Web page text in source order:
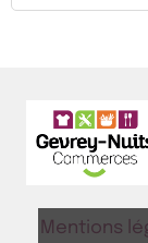
Mentions